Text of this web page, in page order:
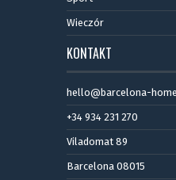
Wieczór
KONTAKT
hello@barcelona-
+34 934 231 270
Viladomat 89
Barcelona 08015